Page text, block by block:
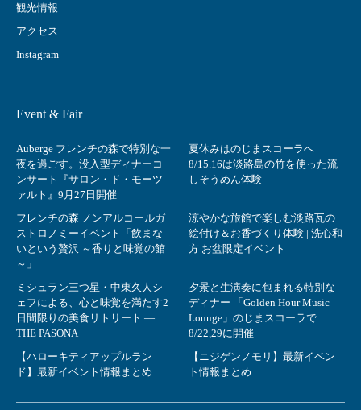
観光情報
アクセス
Instagram
Event & Fair
Auberge フレンチの森で特別な一
夜を過ごす。没入型ディナーコ
ンサート『サロン・ド・モーツ
ァルト』9月27日開催
夏休みはのじまスコーラへ
8/15.16は淡路島の竹を使った流
しそうめん体験
フレンチの森 ノンアルコールガ
ストロノミーイベント「飲まな
いという贅沢 ～香りと味覚の館
～」
涼やかな旅館で楽しむ淡路瓦の
絵付け＆お香づくり体験 | 洗心和
方 お盆限定イベント
ミシュラン三つ星・中東久人シ
ェフによる、心と味覚を満たす2
日間限りの美食リトリート ―
THE PASONA
夕景と生演奏に包まれる特別な
ディナー 「Golden Hour Music
Lounge」のじまスコーラで
8/22,29に開催
【ハローキティアップルラン
ド】最新イベント情報まとめ
【ニジゲンノモリ】最新イベン
ト情報まとめ